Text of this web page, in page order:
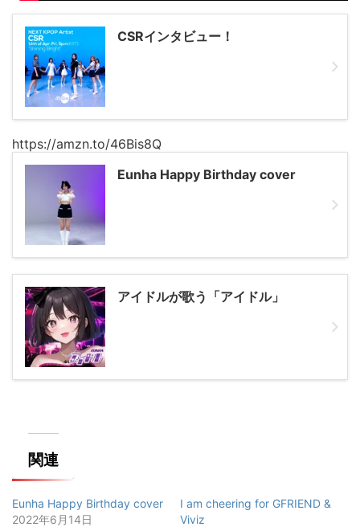
CSRインタビュー！
https://amzn.to/46Bis8Q
Eunha Happy Birthday cover
アイドルが歌う「アイドル」
関連
Eunha Happy Birthday cover
2022年6月14日
I am cheering for GFRIEND &
Viviz